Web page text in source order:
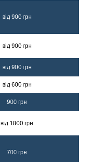
від 900 грн
від 900 грн
від 900 грн
від 600 грн
900 грн
від 1800 грн
700 грн